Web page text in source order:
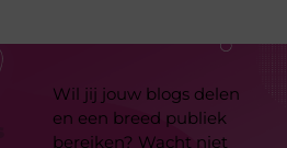
Wil jij jouw blogs delen
en een breed publiek
bereiken? Wacht niet